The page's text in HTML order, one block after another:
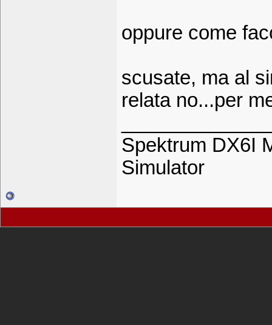
oppure come
scusate, ma al
relata no...per
Spektrum DX6I
Simulator